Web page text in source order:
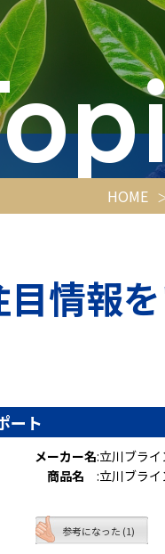
HOME
情報
ート
メーカー名:立川ブライ
商品名
:立川ブラ
参考になった (1)